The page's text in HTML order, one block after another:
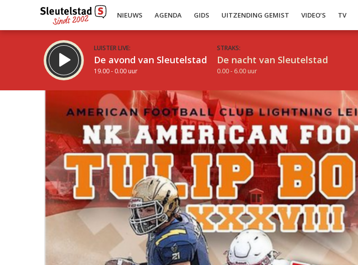
NIEUWS AGENDA GIDS UITZENDING GEMIST VIDEO’S TV
LUISTER LIVE:
De avond van Sleutelstad
19.00 - 0.00 uur
STRAKS:
De nacht van Sleutelstad
0.00 - 6.00 uur
Inklappen